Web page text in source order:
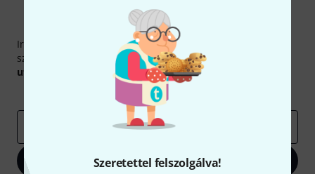
Szeretettel felszolgálva!
Thomann hírlevél
Iratkozz fel a Thomann angol nyelvű hírlevelére, és kis
szerencsével megnyerheted a50egyenként
utalvány
Inspiráló gondolatok
Bejelentkezés